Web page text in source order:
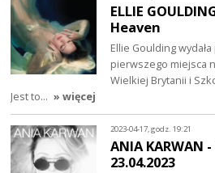
ELLIE
Heaven
Ellie Goulding
pierwszego miejsca
Wielkiej Brytanii i
Jest to… » więcej
2023-04-17, godz. 19:21
ANIA KARWAN
23.04.2023